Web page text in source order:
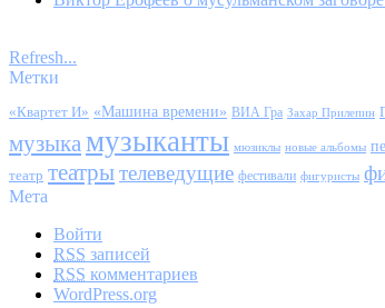
Refresh...
Метки
«Квартет И» «Машина времени» ВИА Гра Захар Прилепин
музыка музыканты мюзиклы новые альбомы
театр театрытелеведущие фестивали фигуристы
Мета
Войти
RSS записей
RSS комментариев
WordPress.org